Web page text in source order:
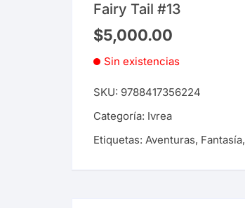
Panini Argentina
Planeta Comics Mangas
Utopia
Fairy Tail #13
$5,000.00
Sin existencias
SKU: 9788417356224
Categoría: Ivrea
Etiquetas: Aventuras, Fantasía,